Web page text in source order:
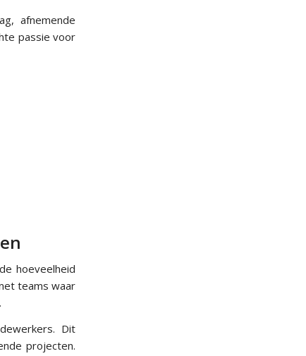
afnemende
passie voor
hoeveelheid
teams waar
Dit
projecten.